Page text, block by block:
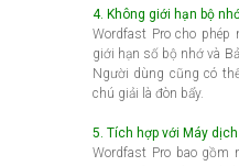
4. Không giới hạn bộ
Wordfast Pro cho
giới hạn số bộ nhớ và
Người dùng cũng có
chú giải là đòn bẩy.
5. Tích hợp với Máy dịch
Wordfast Pro bao gồm